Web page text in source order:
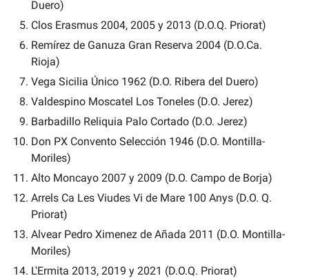
Duero)
Clos Erasmus 2004, 2005 y 2013 (D.O.Q. Priorat)
Remírez de Ganuza Gran Reserva 2004 (D.O.Ca.
Rioja)
Vega Sicilia Único 1962 (D.O. Ribera del Duero)
Valdespino Moscatel Los Toneles (D.O. Jerez)
Barbadillo Reliquia Palo Cortado (D.O. Jerez)
Don PX Convento Selección 1946 (D.O. Montilla-
Moriles)
Alto Moncayo 2007 y 2009 (D.O. Campo de Borja)
Arrels Ca Les Viudes Vi de Mare 100 Anys (D.O. Q.
Priorat)
Alvear Pedro Ximenez de Añada 2011 (D.O. Montilla-
Moriles)
L'Ermita 2013, 2019 y 2021 (D.O.Q. Priorat)